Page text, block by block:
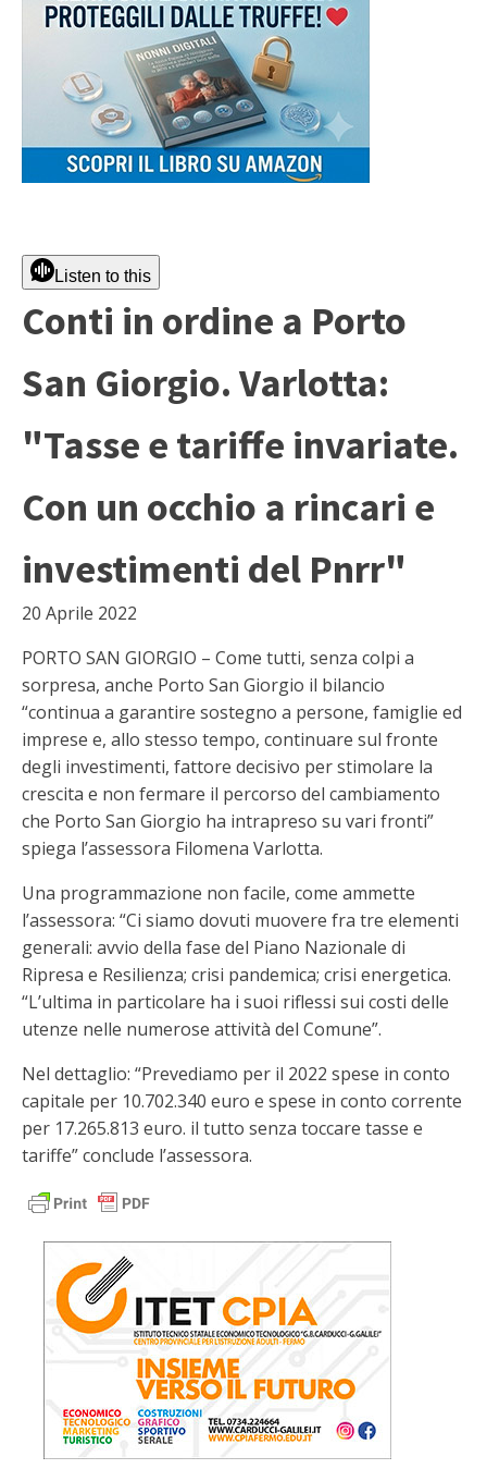
Listen to this
Conti in ordine a Porto
San Giorgio. Varlotta:
"Tasse e tariffe invariate.
Con un occhio a rincari e
investimenti del Pnrr"
20 Aprile 2022
PORTO SAN GIORGIO – Come tutti, senza colpi a
sorpresa, anche Porto San Giorgio il bilancio
“continua a garantire sostegno a persone, famiglie ed
imprese e, allo stesso tempo, continuare sul fronte
degli investimenti, fattore decisivo per stimolare la
crescita e non fermare il percorso del cambiamento
che Porto San Giorgio ha intrapreso su vari fronti”
spiega l’assessora Filomena Varlotta.
Una programmazione non facile, come ammette
l’assessora: “Ci siamo dovuti muovere fra tre elementi
generali: avvio della fase del Piano Nazionale di
Ripresa e Resilienza; crisi pandemica; crisi energetica.
“L’ultima in particolare ha i suoi riflessi sui costi delle
utenze nelle numerose attività del Comune”.
Nel dettaglio: “Prevediamo per il 2022 spese in conto
capitale per 10.702.340 euro e spese in conto corrente
per 17.265.813 euro. il tutto senza toccare tasse e
tariffe” conclude l’assessora.